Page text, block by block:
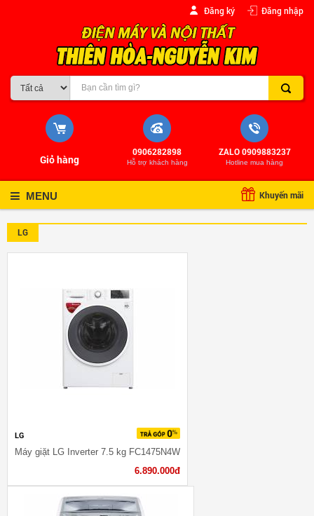
Đăng ký Đăng nhập
ZALO 0909883237
Hotline mua hàng
0906282898
Hỗ trợ khách hàng
Giỏ hàng
Khuyến mãi
MENU
LG
LG
Máy giặt LG Inverter 7.5 kg FC1475N4W
6.890.000đ